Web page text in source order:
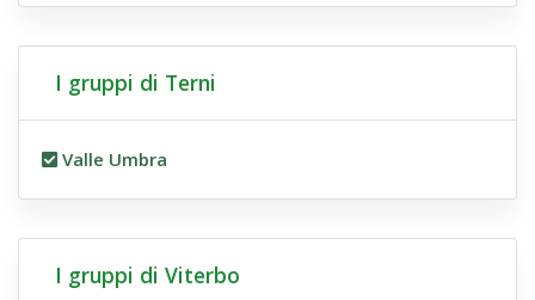
I gruppi di Terni
Valle Umbra
I gruppi di Viterbo